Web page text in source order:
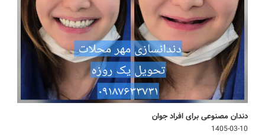
دندان مصنوعی برای افراد جوان
1405-03-10